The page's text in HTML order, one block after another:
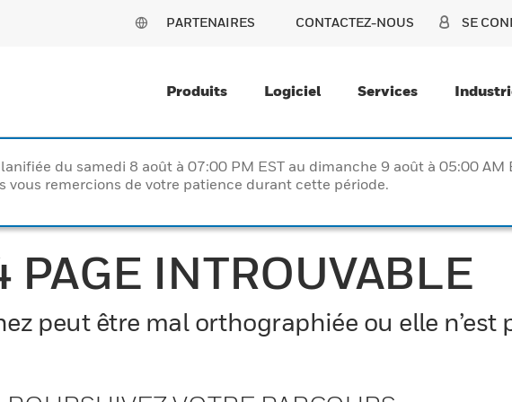
PARTENAIRES CONTACTEZ-NOUS SE
Produits Logiciel Services
du samedi 8 août à 07:00 PM EST au dimanche 9 août à 05:00 AM
vous remercions de votre patience durant cette période.
PAGE INTROUVABLE
peut être mal orthographiée ou elle n’est